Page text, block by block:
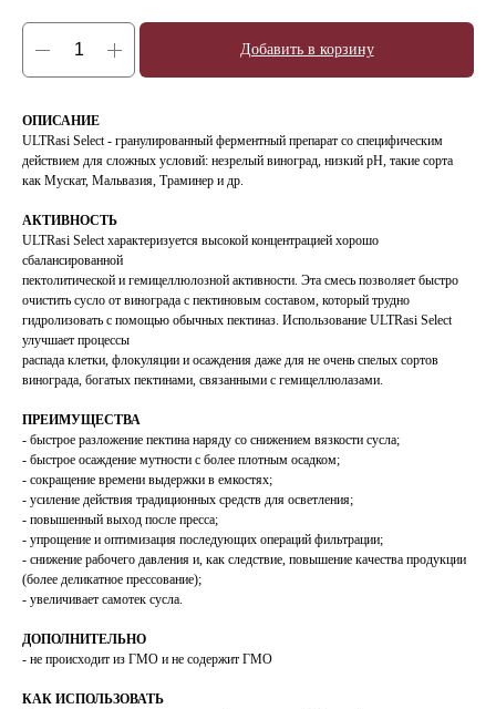
Добавить в корзину
ОПИСАНИЕ
ULTRasi Select - гранулированный ферментный препарат со специфическим
действием для сложных условий: незрелый виноград, низкий pH, такие сорта
как Мускат, Мальвазия, Траминер и др.
АКТИВНОСТЬ
ULTRasi Select характеризуется высокой концентрацией хорошо
сбалансированной
пектолитической и гемицеллюлозной активности. Эта смесь позволяет быстро
очистить сусло от винограда с пектиновым составом, который трудно
гидролизовать с помощью обычных пектиназ. Использование ULTRasi Select
улучшает процессы
распада клетки, флокуляции и осаждения даже для не очень спелых сортов
винограда, богатых пектинами, связанными с гемицеллюлазами.
ПРЕИМУЩЕСТВА
- быстрое разложение пектина наряду со снижением вязкости сусла;
- быстрое осаждение мутности с более плотным осадком;
- сокращение времени выдержки в емкостях;
- усиление действия традиционных средств для осветления;
- повышенный выход после пресса;
- упрощение и оптимизация последующих операций фильтрации;
- снижение рабочего давления и, как следствие, повышение качества продукции
(более деликатное прессование);
- увеличивает самотек сусла.
ДОПОЛНИТЕЛЬНО
- не происходит из ГМО и не содержит ГМО
КАК ИСПОЛЬЗОВАТЬ